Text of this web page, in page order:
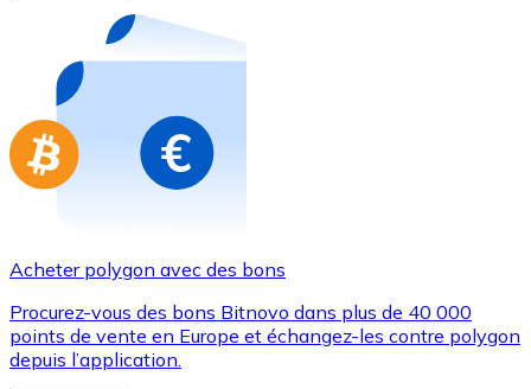
Nouveau
Achetez des cartes-cadeaux de vos marques
Aller à la boutique de cartes-cadeaux
Acheter polygon avec des bons
Procurez-vous des bons Bitnovo dans plus de 40 000
points de vente en Europe et échangez-les contre polygon
depuis l’application.